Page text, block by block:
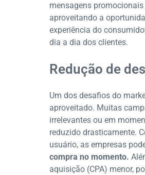
mensagens
aproveitando a
experiência do
dia a dia dos clientes.
Redução de
Um dos desafios do
aproveitado. Muitas
irrelevantes ou em
reduzido drasticamente.
usuário, as empresas
compra no momento.
aquisição (CPA) menor,